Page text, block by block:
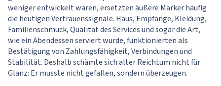
weniger entwickelt waren, ersetzten äußere Marker häufig
die heutigen Vertrauenssignale. Haus, Empfänge, Kleidung,
Familienschmuck, Qualität des Services und sogar die Art,
wie ein Abendessen serviert wurde, funktionierten als
Bestätigung von Zahlungsfähigkeit, Verbindungen und
Stabilität. Deshalb schämte sich alter Reichtum nicht für
Glanz: Er musste nicht gefallen, sondern überzeugen.